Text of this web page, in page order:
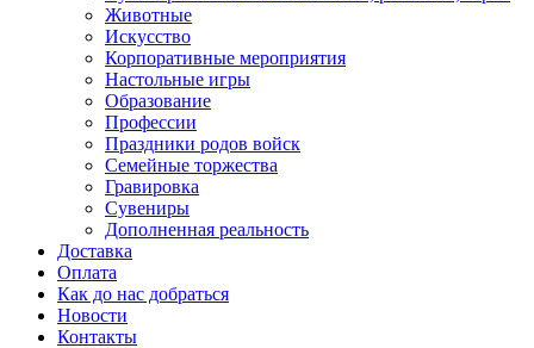
Животные
Искусство
Корпоративные мероприятия
Настольные игры
Образование
Профессии
Праздники родов войск
Семейные торжества
Гравировка
Сувениры
Дополненная реальность
Доставка
Оплата
Как до нас добраться
Новости
Контакты